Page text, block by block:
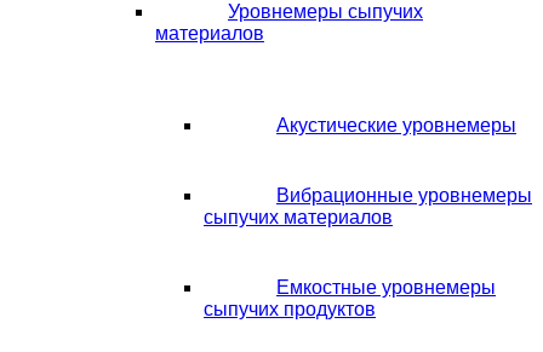
Уровнемеры сыпучих
материалов
Акустические уровнемеры
Вибрационные уровнемеры
сыпучих материалов
Емкостные уровнемеры
сыпучих продуктов